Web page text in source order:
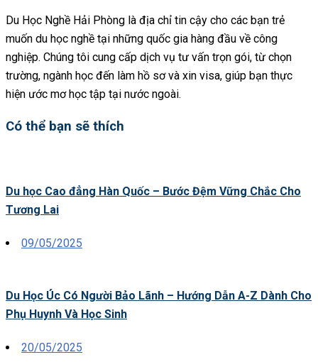
Du Học Nghề Hải Phòng là địa chỉ tin cậy cho các bạn trẻ
muốn du học nghề tại những quốc gia hàng đầu về công
nghiệp. Chúng tôi cung cấp dịch vụ tư vấn trọn gói, từ chọn
trường, ngành học đến làm hồ sơ và xin visa, giúp bạn thực
hiện ước mơ học tập tại nước ngoài.
Có thể bạn sẽ thích
Du học Cao đẳng Hàn Quốc – Bước Đệm Vững Chắc Cho
Tương Lai
Posted
09/05/2025
Du Học Úc Có Người Bảo Lãnh – Hướng Dẫn A-Z Dành Cho
Phụ Huynh Và Học Sinh
Posted
20/05/2025